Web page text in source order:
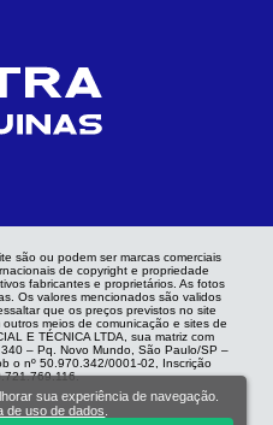
são ou podem ser marcas comerciais
de copyright e propriedade
fabricantes e proprietários. As fotos
Os valores mencionados são validos
que os preços previstos no site
meios de comunicação e sites de
E TÉCNICA LTDA, sua matriz com
– Pq. Novo Mundo, São Paulo/SP –
o nº 50.970.342/0001-02, Inscrição
sua experiência de navegação.
de uso de dados